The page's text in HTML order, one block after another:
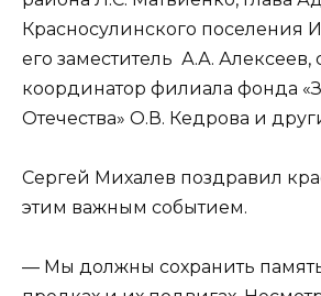
Красносулинского поселения
его заместитель А.А.
координатор филиала фонда
Отечества» О.В. Кедрова и
Сергей Михалев поздравил
этим важным событием.
— Мы должны сохранить